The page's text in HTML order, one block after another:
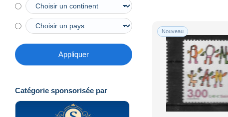
Appliquer
Catégorie sponsorisée par
Nouveau